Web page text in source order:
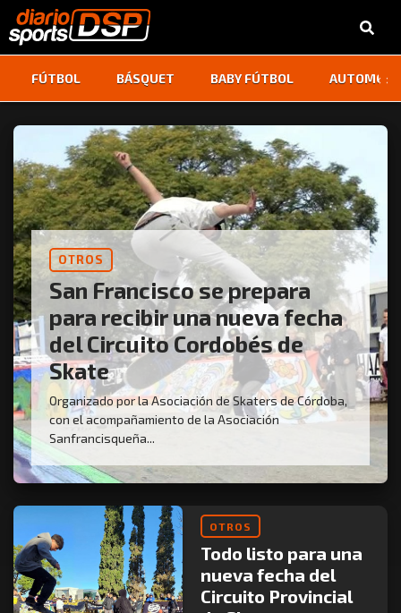
FÚTBOL BÁSQUET BABY FÚTBOL ‹ ›
OTROS
San Francisco se prepara
para recibir una nueva fecha
del Circuito Cordobés de
Skate
Organizado por la Asociación de Skaters de Córdoba,
con el acompañamiento de la Asociación
Sanfrancisqueña...
OTROS
Todo listo para una
nueva fecha del
Circuito Provincial